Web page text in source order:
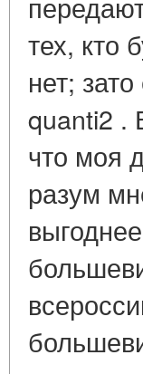
тех, кто
нет;
quanti2 .
что моя
разум